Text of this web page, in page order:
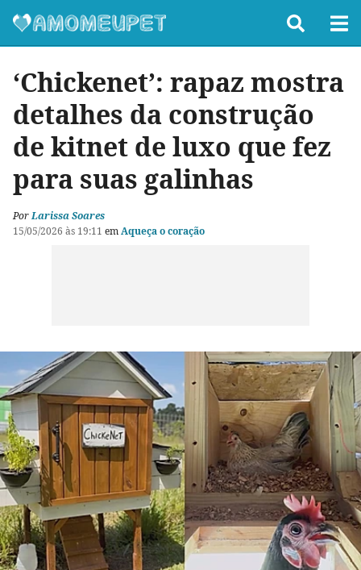
‘Chickenet’: rapaz mostra
detalhes da construção
de kitnet de luxo que fez
para suas galinhas
PorLarissa Soares
15/05/2026 às 19:11 emAqueça o coração